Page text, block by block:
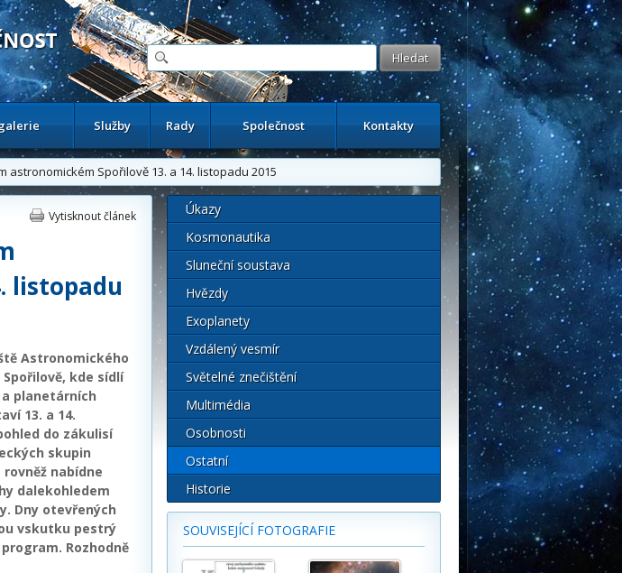
Služby Rady Společnost Kontakty
Spořilově 13. a 14. listopadu 2015
Vytisknout článek
listopadu
Astronomického
Spořilově, kde sídlí
planetárních
13. a 14.
do zákulisí
skupin
nabídne
dalekohledem
Dny otevřených
vskutku pestrý
Rozhodně
Úkazy
Kosmonautika
Sluneční soustava
Hvězdy
Exoplanety
Vzdálený vesmír
Světelné znečištění
Multimédia
Osobnosti
Ostatní
Historie
SOUVISEJÍCÍ FOTOGRAFIE